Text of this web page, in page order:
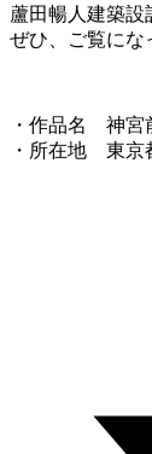
蘆田暢人建築設
ぜひ、ご覧にな
・作品名 神宮
・所在地 東京